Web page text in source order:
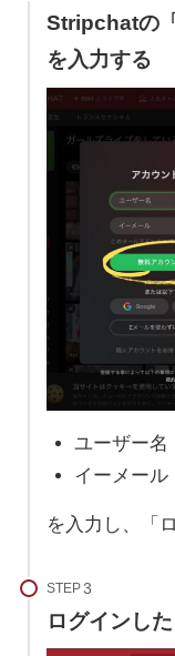
Stripchatの
を入力する
ユーザー名
イーメール
を入力し、「
STEP
ログインし